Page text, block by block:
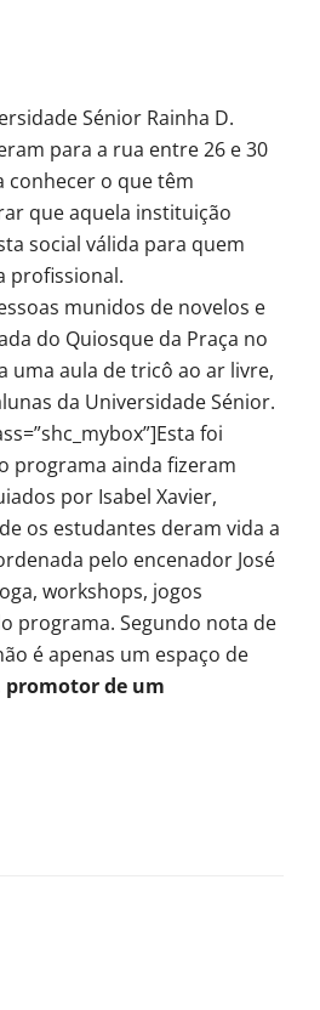
Sénior Rainha D.
para a rua entre 26 e 30
conhecer o que têm
que aquela instituição
social válida para quem
profissional.
munidos de novelos e
do Quiosque da Praça no
uma aula de tricô ao ar livre,
da Universidade Sénior.
foi
programa ainda fizeram
por Isabel Xavier,
os estudantes deram vida a
pelo encenador José
workshops, jogos
programa. Segundo nota de
é apenas um espaço de
promotor de um